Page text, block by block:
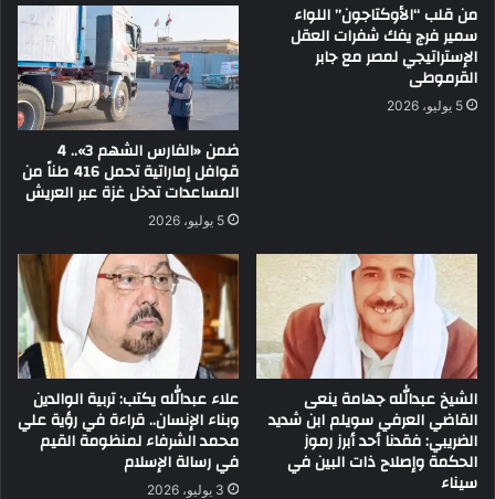
من قلب “الأوكتاجون” اللواء
سمير فرج يفك شفرات العقل
الإستراتيجي لمصر مع جابر
القرموطى
5 يوليو، 2026
ضمن «الفارس الشهم 3».. 4
قوافل إماراتية تحمل 416 طناً من
المساعدات تدخل غزة عبر العريش
5 يوليو، 2026
الشيخ عبدالله جهامة ينعى
القاضي العرفي سويلم ابن شديد
الضريبي: فقدنا أحد أبرز رموز
الحكمة وإصلاح ذات البين في
سيناء
علاء عبدالله يكتب: تربية الوالدين
وبناء الإنسان.. قراءة في رؤية علي
محمد الشرفاء لمنظومة القيم
في رسالة الإسلام
3 يوليو، 2026